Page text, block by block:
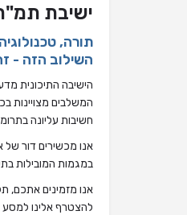
ישיבת
תורה,
השילוב הזה -
הישיבה התיכונית
המשלבים מצויינות
חשיבות עליונה
אנו מכשירים דור של
במגמות המובילות
אנו מזמינים אתכם,
להצטרף אלינו